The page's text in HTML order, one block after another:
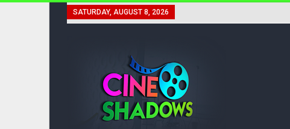
SATURDAY, AUGUST 8, 2026